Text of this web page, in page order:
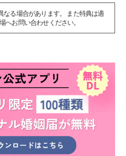
る場合があります。 また特典は適
へお問い合わせください。